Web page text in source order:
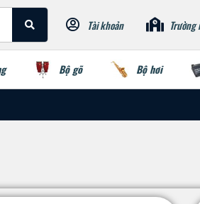
Tài khoản Trường
Bộ gõ Bộ hơi